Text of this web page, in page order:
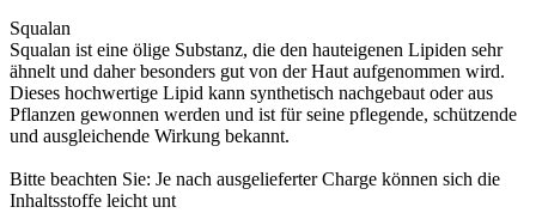
Squalan
Squalan ist eine ölige Substanz, die den hauteigenen Lipiden sehr
ähnelt und daher besonders gut von der Haut aufgenommen wird.
Dieses hochwertige Lipid kann synthetisch nachgebaut oder aus
Pflanzen gewonnen werden und ist für seine pflegende, schützende
und ausgleichende Wirkung bekannt.
Bitte beachten Sie: Je nach ausgelieferter Charge können sich die
Inhaltsstoffe leicht unt